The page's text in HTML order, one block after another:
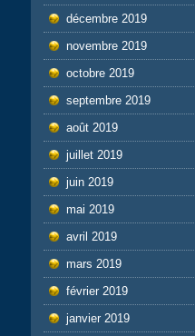
décembre 2019
novembre 2019
octobre 2019
septembre 2019
août 2019
juillet 2019
juin 2019
mai 2019
avril 2019
mars 2019
février 2019
janvier 2019